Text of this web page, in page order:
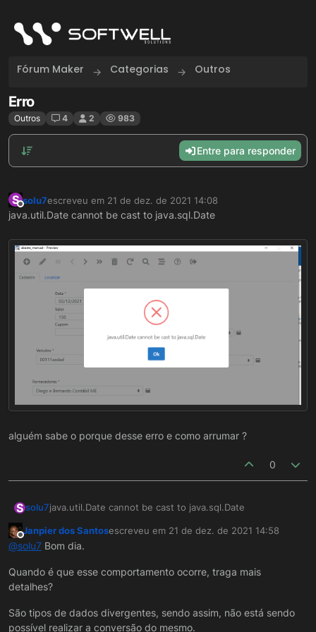
Fórum Maker Categorias Outros
Erro
Outros 4 2 983
Entre para responder
S
Offline
solu7escreveu em 21 de dez. de 2021 14:08
última edição por
java.util.Date cannot be cast to java.sql.Date
alguém sabe o porque desse erro e como arrumar ?
0
Ssolu7java.util.Date cannot be cast to java.sql.Date
Offline
Janpier dos Santosescreveu em 21 de dez. de 2021 14:58
última edição por
@solu7 Bom dia.
Quando é que esse comportamento ocorre, traga mais
detalhes?
São tipos de dados divergentes, sendo assim, não está sendo
possível realizar a conversão do mesmo.